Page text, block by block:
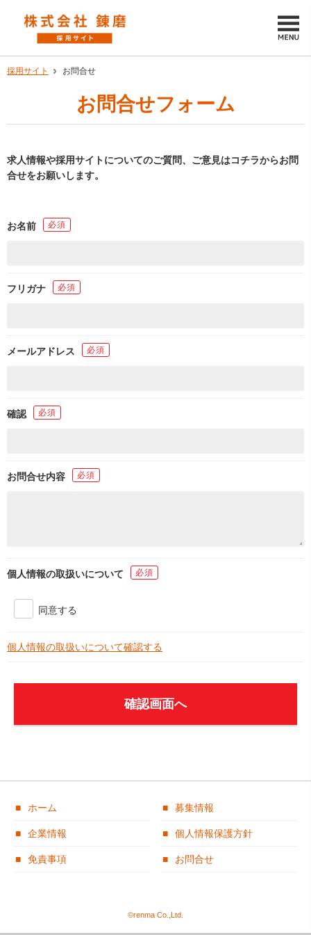
採用サイト お問合せ
お問合せフォーム
求人情報や採用サイトについてのご質問、ご意見はコチラからお問
合せをお願いします。
お名前 必須
フリガナ 必須
メールアドレス 必須
確認 必須
お問合せ内容 必須
個人情報の取扱いについて 必須
同意する
個人情報の取扱いについて確認する
ホーム 募集情報
企業情報 個人情報保護方針
免責事項 お問合せ
©renma Co.,Ltd.